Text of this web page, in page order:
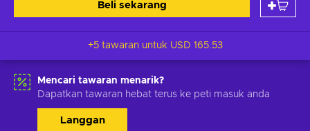
Beli sekarang
+5 tawaran untuk USD 165.53
Mencari tawaran menarik?
Dapatkan tawaran hebat terus ke peti masuk anda
Langgan